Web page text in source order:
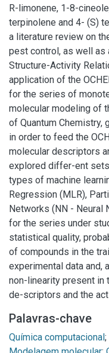
R-limonene, 1-8-
terpinolene and 4- (S)
a literature review on
pest control, as well as
Structure-Activity
application of the
for the series of
molecular modeling of
of Quantum Chemistry,
in order to feed the
molecular descriptors
explored differ-ent
types of machine
Regression (MLR),
Networks (NN - Neural
for the series under
statistical quality,
of compounds in the
experimental data and,
non-linearity present in
de-scriptors and the
Palavras-chave
Química computacional;